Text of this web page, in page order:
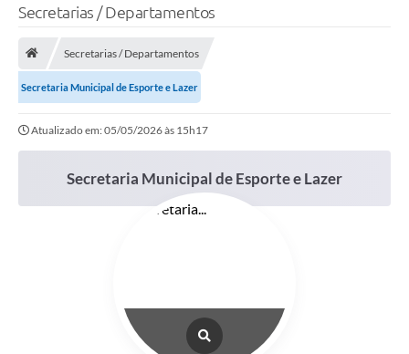
Secretarias / Departamentos
Secretarias / Departamentos
Secretaria Municipal de Esporte e Lazer
Atualizado em: 05/05/2026 às 15h17
Secretaria Municipal de Esporte e Lazer